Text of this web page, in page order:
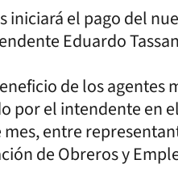
iniciará el pago del
Eduardo
de los agentes
por el intendente en
entre
de Obreros y